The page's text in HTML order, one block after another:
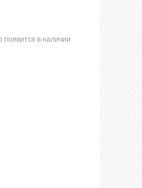
появится в наличии